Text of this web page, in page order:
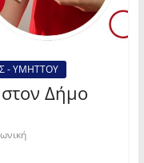
- ΥΜΗΤΤΟΥ
στον Δήμο